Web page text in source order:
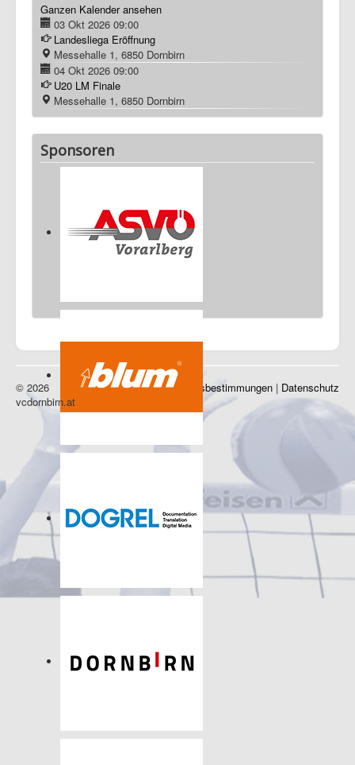
Ganzen Kalender ansehen
03 Okt 2026 09:00
Landesliega Eröffnung
Messehalle 1, 6850 Dornbirn
04 Okt 2026 09:00
U20 LM Finale
Messehalle 1, 6850 Dornbirn
Sponsoren
Impressum|Nutzungsbestimmungen | Datenschutz
© 2026
vcdornbirn.at